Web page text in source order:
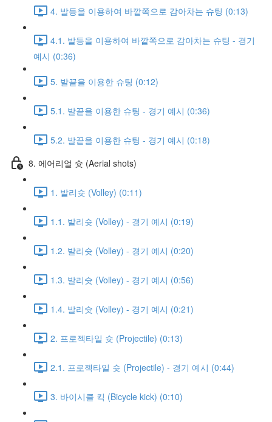
4. 발등을 이용하여 바깥쪽으로 감아차는 슈팅 (0:13)
4.1. 발등을 이용하여 바깥쪽으로 감아차는 슈팅 - 경기
예시 (0:36)
5. 발끝을 이용한 슈팅 (0:12)
5.1. 발끝을 이용한 슈팅 - 경기 예시 (0:36)
5.2. 발끝을 이용한 슈팅 - 경기 예시 (0:18)
8. 에어리얼 슛 (Aerial shots)
1. 발리슛 (Volley) (0:11)
1.1. 발리슛 (Volley) - 경기 예시 (0:19)
1.2. 발리슛 (Volley) - 경기 예시 (0:20)
1.3. 발리슛 (Volley) - 경기 예시 (0:56)
1.4. 발리슛 (Volley) - 경기 예시 (0:21)
2. 프로젝타일 슛 (Projectile) (0:13)
2.1. 프로젝타일 슛 (Projectile) - 경기 예시 (0:44)
3. 바이시클 킥 (Bicycle kick) (0:10)